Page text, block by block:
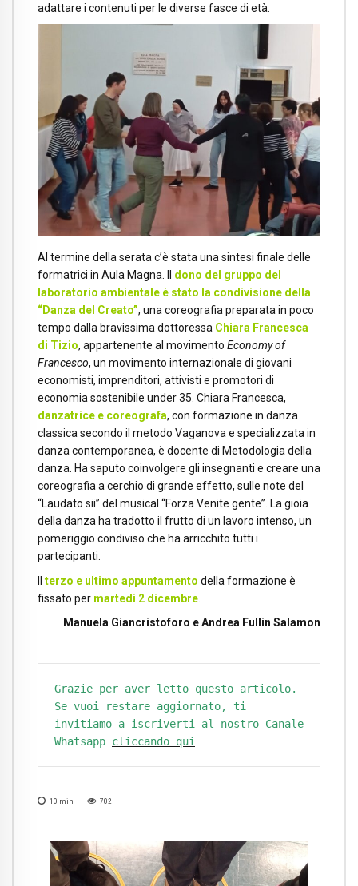
adattare i contenuti per le diverse fasce di età.
Al termine della serata c’è stata una sintesi finale delle
formatrici in Aula Magna. Il dono del gruppo del
laboratorio ambientale è stato la condivisione della
“Danza del Creato”, una coreografia preparata in poco
tempo dalla bravissima dottoressa Chiara Francesca
di Tizio, appartenente al movimento Economy of
Francesco, un movimento internazionale di giovani
economisti, imprenditori, attivisti e promotori di
economia sostenibile under 35. Chiara Francesca,
danzatrice e coreografa, con formazione in danza
classica secondo il metodo Vaganova e specializzata in
danza contemporanea, è docente di Metodologia della
danza. Ha saputo coinvolgere gli insegnanti e creare una
coreografia a cerchio di grande effetto, sulle note del
“Laudato sii” del musical “Forza Venite gente”. La gioia
della danza ha tradotto il frutto di un lavoro intenso, un
pomeriggio condiviso che ha arricchito tutti i
partecipanti.
terzo e ultimo appuntamento della formazione è
fissato per martedì 2 dicembre
Manuela Giancristoforo e Andrea Fullin Salamon
Grazie per aver letto questo articolo.
Se vuoi restare aggiornato, ti
invitiamo a iscriverti al nostro Canale
Whatsapp cliccando qui
10 min 702